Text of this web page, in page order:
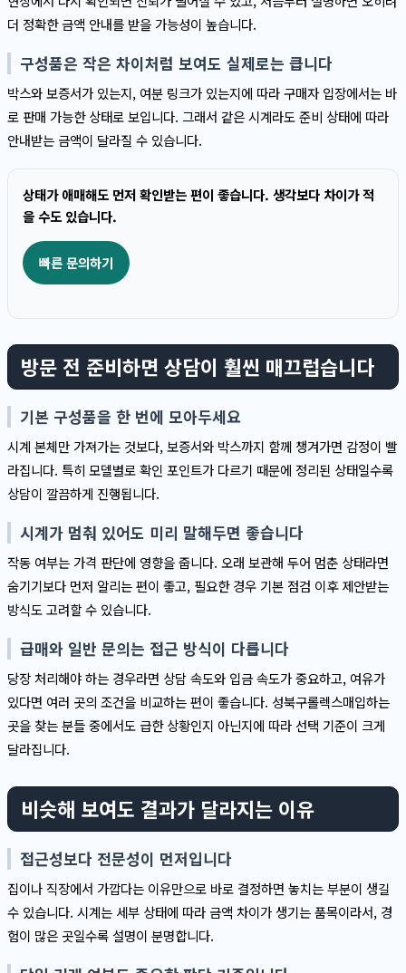
더 정확한 금액 안내를 받을 가능성이 높습니다.
구성품은 작은 차이처럼 보여도 실제로는 큽니다
박스와 보증서가 있는지, 여분 링크가 있는지에 따라 구매자 입장에서는 바
로 판매 가능한 상태로 보입니다. 그래서 같은 시계라도 준비 상태에 따라
안내받는 금액이 달라질 수 있습니다.
상태가 애매해도 먼저 확인받는 편이 좋습니다. 생각보다 차이가 적
을 수도 있습니다.
빠른 문의하기
방문 전 준비하면 상담이 훨씬 매끄럽습니다
기본 구성품을 한 번에 모아두세요
시계 본체만 가져가는 것보다, 보증서와 박스까지 함께 챙겨가면 감정이 빨
라집니다. 특히 모델별로 확인 포인트가 다르기 때문에 정리된 상태일수록
상담이 깔끔하게 진행됩니다.
시계가 멈춰 있어도 미리 말해두면 좋습니다
작동 여부는 가격 판단에 영향을 줍니다. 오래 보관해 두어 멈춘 상태라면
숨기기보다 먼저 알리는 편이 좋고, 필요한 경우 기본 점검 이후 제안받는
방식도 고려할 수 있습니다.
급매와 일반 문의는 접근 방식이 다릅니다
당장 처리해야 하는 경우라면 상담 속도와 입금 속도가 중요하고, 여유가
있다면 여러 곳의 조건을 비교하는 편이 좋습니다. 성북구롤렉스매입하는
곳을 찾는 분들 중에서도 급한 상황인지 아닌지에 따라 선택 기준이 크게
달라집니다.
비슷해 보여도 결과가 달라지는 이유
접근성보다 전문성이 먼저입니다
집이나 직장에서 가깝다는 이유만으로 바로 결정하면 놓치는 부분이 생길
수 있습니다. 시계는 세부 상태에 따라 금액 차이가 생기는 품목이라서, 경
험이 많은 곳일수록 설명이 분명합니다.